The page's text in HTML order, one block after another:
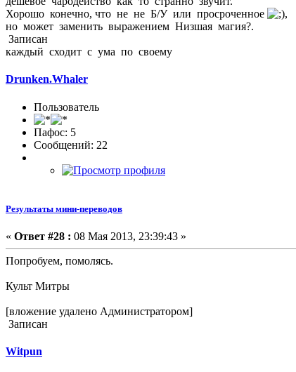
Хорошо конечно, что не не Б/У или просроченное
,
но может заменить выражением Низшая магия?.
Записан
каждый сходит с ума по своему
Drunken.Whaler
Пользователь
Пафос: 5
Сообщений: 22
Результаты мини-переводов
« Ответ #28 : 08 Мая 2013, 23:39:43 »
Попробуем, помолясь.
Культ Митры
[вложение удалено Администратором]
Записан
Witpun